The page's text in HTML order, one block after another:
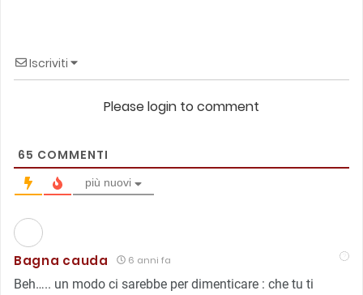
Iscriviti
Please login to comment
65 COMMENTI
più nuovi
Bagna cauda 6 anni fa
Beh….. un modo ci sarebbe per dimenticare : che tu ti